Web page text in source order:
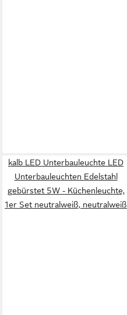
kalb LED Unterbauleuchte LED
Unterbauleuchten Edelstahl
gebürstet 5W - Küchenleuchte,
1er Set neutralweiß, neutralweiß